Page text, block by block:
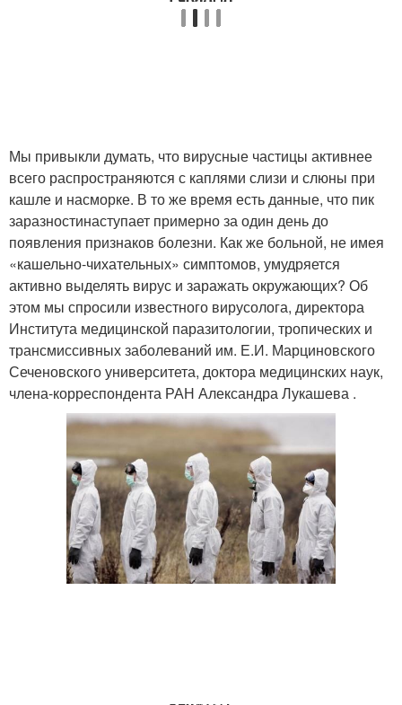
Мы привыкли думать, что вирусные частицы активнее
всего распространяются с каплями слизи и слюны при
кашле и насморке. В то же время есть данные, что пик
заразностинаступает примерно за один день до
появления признаков болезни. Как же больной, не имея
«кашельно-чихательных» симптомов, умудряется
активно выделять вирус и заражать окружающих? Об
этом мы спросили известного вирусолога, директора
Института медицинской паразитологии, тропических и
трансмиссивных заболеваний им. Е.И. Марциновского
Сеченовского университета, доктора медицинских наук,
члена-корреспондента РАН Александра Лукашева .